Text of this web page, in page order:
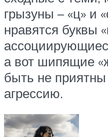
грызуны – «ц» и
нравятся буквы
а вот шипящие
быть не
агрессию.